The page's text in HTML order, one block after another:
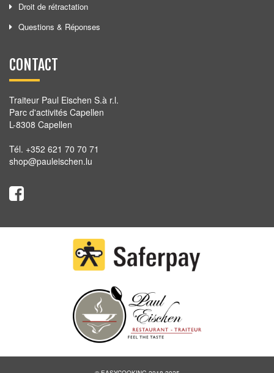
Droit de rétractation
Questions & Réponses
CONTACT
Traiteur Paul Eischen S.à r.l.
Parc d'activités Capellen
L-8308 Capellen
Tél. +352 621 70 70 71
shop@pauleischen.lu